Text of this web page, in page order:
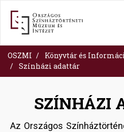
tartalomra
OSZMI
Könyvtár és
Színházi adattár
SZÍNHÁZI
Az Országos